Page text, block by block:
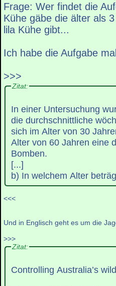
Frage: Wer findet die
Kühe gäbe die älter als
lila Kühe gibt...
Ich habe die Aufgabe
>>>
Zitat:
In einer Untersuchung
die durchschnittliche
sich im Alter von 30
Alter von 60 Jahren eine
Bomben.
[...]
b) In welchem Alter
<<<
Und in Englisch geht es um die
>>>
Zitat:
Controlling Australia’s